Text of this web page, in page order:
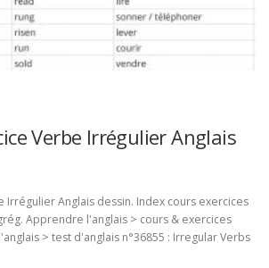
Verbe Irrégulier Anglais
Irrégulier Anglais dessin. Index cours exercices
Apprendre l'anglais > cours & exercices
> test d'anglais n°36855 : Irregular Verbs